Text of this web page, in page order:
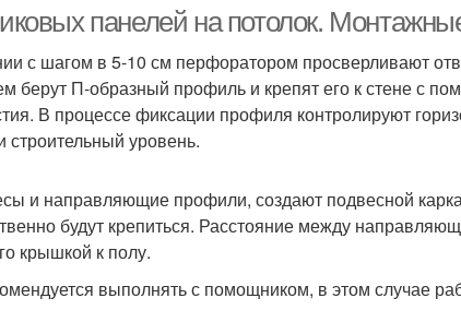
панелей на потолок.
с шагом в 5-10 см перфоратором просверливают
берут П-образный профиль и крепят его к стене с
В процессе фиксации профиля контролируют
строительный уровень.
и направляющие профили, создают подвесной
будут крепиться. Расстояние между
крышкой к полу.
выполнять с помощником, в этом случае